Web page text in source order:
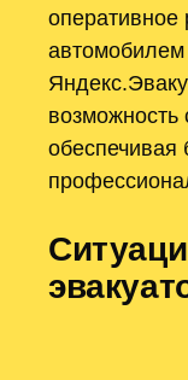
автомобилем
возможность
обеспечивая